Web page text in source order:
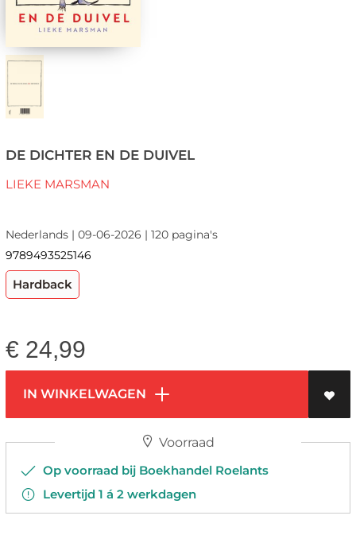
DE DICHTER EN DE DUIVEL
LIEKE MARSMAN
Nederlands | 09-06-2026 | 120 pagina's
9789493525146
Hardback
€ 24,99
IN WINKELWAGEN
Voorraad
Op voorraad bij Boekhandel Roelants
Levertijd 1 á 2 werkdagen